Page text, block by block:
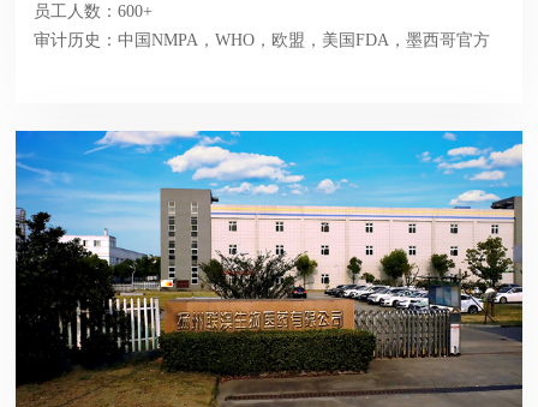
员工人数：600+
审计历史：中国NMPA，WHO，欧盟，美国FDA，墨西哥官方